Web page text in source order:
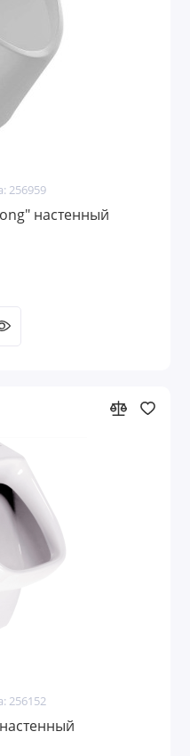
256959
настенный
256152